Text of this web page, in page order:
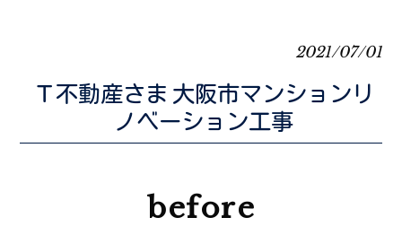
2021/07/01
Ｔ不動産さま 大阪市マンションリ
ノベーション工事
before